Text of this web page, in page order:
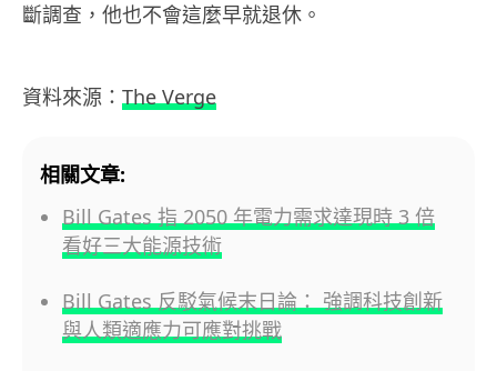
斷調查，他也不會這麼早就退休。
資料來源： The Verge
相關文章:
Bill Gates 指 2050 年電力需求達現時 3 倍
看好三大能源技術
Bill Gates 反駁氣候末日論： 強調科技創新
與人類適應力可應對挑戰